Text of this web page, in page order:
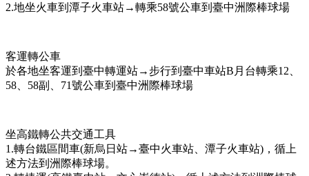
2.地坐火車到潭子火車站→轉乘58號公車到臺中洲際棒球場
客運轉公車
於各地坐客運到臺中轉運站→步行到臺中車站B月台轉乘12、
58、58副、71號公車到臺中洲際棒球場
坐高鐵轉公共交通工具
1.轉台鐵區間車(新烏日站→臺中火車站、潭子火車站)，循上
述方法到洲際棒球場。